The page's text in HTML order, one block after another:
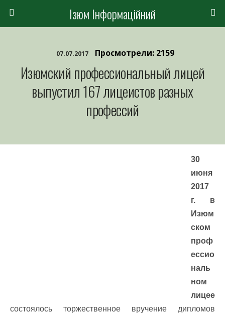
Ізюм Інформаційний
07.07.2017 Просмотрели: 2159
Изюмский профессиональный лицей
выпустил 167 лицеистов разных
профессий
30
июня
2017
г. в
Изюм
ском
проф
ессио
наль
ном
лицее
состоялось торжественное вручение дипломов